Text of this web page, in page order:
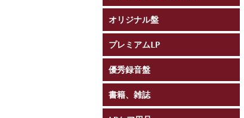
オリジナル盤
プレミアムLP
優秀録音盤
書籍、雑誌